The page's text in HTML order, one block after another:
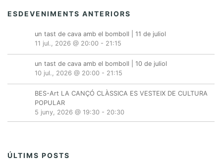
ESDEVENIMENTS ANTERIORS
un tast de cava amb el bomboll | 11 de juliol
11 jul., 2026 @ 20:00 - 21:15
un tast de cava amb el bomboll | 10 de juliol
10 jul., 2026 @ 20:00 - 21:15
BES-Art LA CANÇÓ CLÀSSICA ES VESTEIX DE CULTURA
POPULAR
5 juny, 2026 @ 19:30 - 20:30
ÚLTIMS POSTS